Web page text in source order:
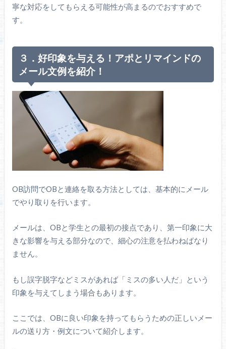
寧な対応をしてもらえる可能性が高まるのでおすすめで
す。
３．好印象を与える！アポとリマインドの
メール文例を紹介！
OB訪問でOBと連絡を取る方法としては、基本的にメール
でやり取りを行います。
メールは、OBと学生との最初の接点であり、第一印象に大
きな影響を与える部分なので、細心の注意を払わねばなり
ません。
もし誤字脱字などミスがあれば「ミスの多い人だ」という
印象を与えてしまう場合もあります。
ここでは、OBに良い印象を持ってもらうための正しいメー
ルの送り方・例文について紹介します。